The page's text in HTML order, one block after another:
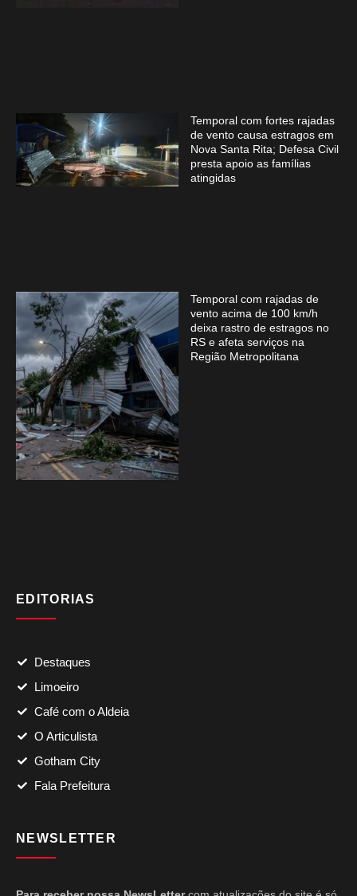
Temporal com fortes rajadas
de vento causa estragos em
Nova Santa Rita; Defesa Civil
presta apoio as famílias
atingidas
Temporal com rajadas de
vento acima de 100 km/h
deixa rastro de estragos no
RS e afeta serviços na
Região Metropolitana
EDITORIAS
Destaques
Limoeiro
Café com o Aldeia
O Articulista
Gotham City
Fala Prefeitura
NEWSLETTER